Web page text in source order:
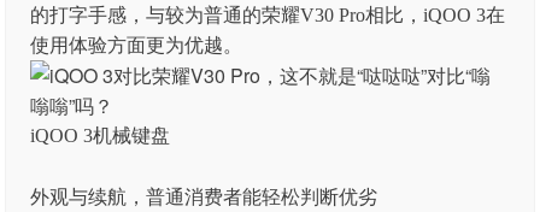
的打字手感，与较为普通的荣耀V30 Pro相比，iQOO 3在
使用体验方面更为优越。
iQOO 3机械键盘
外观与续航，普通消费者能轻松判断优劣